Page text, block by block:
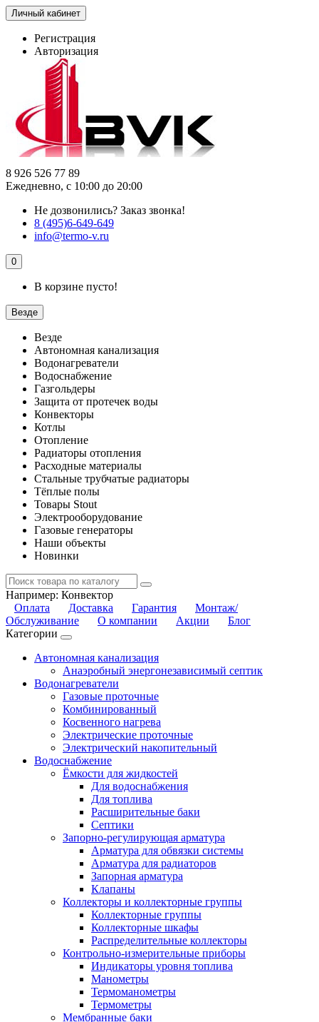
Личный кабинет
Регистрация
Авторизация
8 926 526 77 89
Ежедневно, с 10:00 до 20:00
Не дозвонились? Заказ звонка!
8 (495)6-649-649
info@termo-v.ru
0
В корзине пусто!
Везде
Везде
Автономная канализация
Водонагреватели
Водоснабжение
Газгольдеры
Защита от протечек воды
Конвекторы
Котлы
Отопление
Радиаторы отопления
Расходные материалы
Стальные трубчатые радиаторы
Тёплые полы
Товары Stout
Электрооборудование
Газовые генераторы
Наши объекты
Новинки
Например: Конвектор
Оплата
Доставка Гарантия
Монтаж/
Обслуживание
О компании Акции
Блог
Категории
Автономная канализация
Анаэробный энергонезависимый септик
Водонагреватели
Газовые проточные
Комбинированный
Косвенного нагрева
Электрические проточные
Электрический накопительный
Водоснабжение
Ёмкости для жидкостей
Для водоснабжения
Для топлива
Расширительные баки
Септики
Запорно-регулирующая арматура
Арматура для обвязки системы
Арматура для радиаторов
Запорная арматура
Клапаны
Коллекторы и коллекторные группы
Коллекторные группы
Коллекторные шкафы
Распределительные коллекторы
Контрольно-измерительные приборы
Индикаторы уровня топлива
Манометры
Термоманометры
Термометры
Мембранные баки